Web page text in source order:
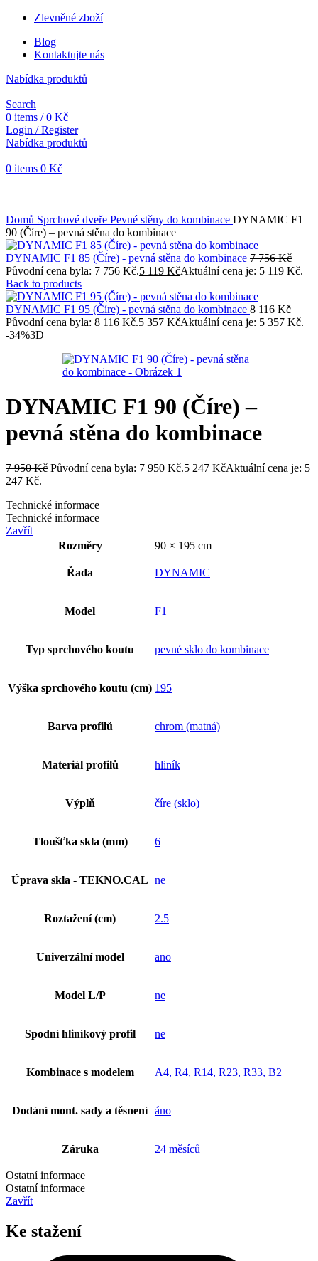
Zlevněné zboží
Blog
Kontaktujte nás
Nabídka produktů
Search
0 items / 0 Kč
Login / Register
Nabídka produktů
0 items 0 Kč
Domů Sprchové dveře Pevné stěny do kombinace DYNAMIC F1
90 (Číre) – pevná stěna do kombinace
DYNAMIC F1 85 (Číre) - pevná stěna do kombinace 7 756Kč
Původní cena byla: 7 756 Kč.5 119 KčAktuální cena je: 5 119 Kč.
Back to products
DYNAMIC F1 95 (Číre) - pevná stěna do kombinace 8 116Kč
Původní cena byla: 8 116 Kč.5 357 KčAktuální cena je: 5 357 Kč.
-34%3D
DYNAMIC F1 90 (Číre) –
pevná stěna do kombinace
7 950Kč Původní cena byla: 7 950 Kč.5 247 KčAktuální cena je: 5
247 Kč.
Technické informace
Technické informace
Zavřít
Rozměry
90 × 195 cm
Řada DYNAMIC
Model F1
Typ sprchového koutu pevné sklo do kombinace
Výška sprchového koutu (cm) 195
Barva profilů chrom (matná)
Materiál profilů hliník
Výplň číre (sklo)
Tloušťka skla (mm) 6
Úprava skla - TEKNO.CAL ne
Roztažení (cm) 2.5
Univerzální model ano
Model L/P ne
Spodní hliníkový profil ne
Kombinace s modelem A4, R4, R14, R23, R33, B2
Dodání mont. sady a těsnení áno
Záruka 24 měsíců
Ostatní informace
Ostatní informace
Zavřít
Ke stažení